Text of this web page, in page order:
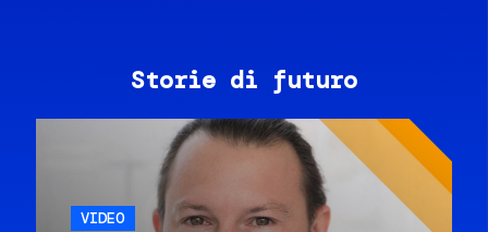
Storie di futuro
VIDEO